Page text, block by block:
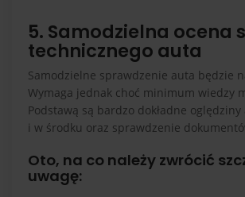
5. Samodzielna ocena
technicznego auta
Samodzielne sprawdzenie auta będzie
Wymaga jednak choć minimum wiedzy
Podstawą są bardzo dokładne
i w środku oraz sprawdzenie
Oto, na co należy zwrócić
uwagę: